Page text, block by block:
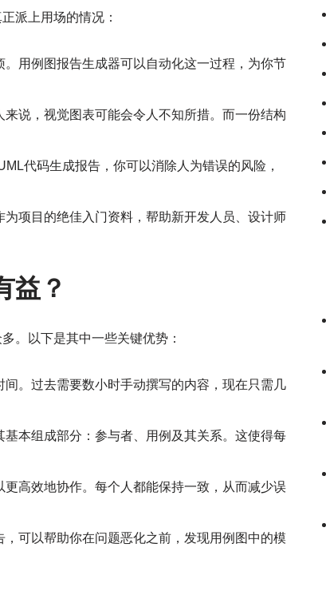
派上用场的情况：
用例图报告生成器可以自动化这一过程，为你节
来说，视觉图表可能会令人不知所措。而一份结构
代码生成报告，你可以消除人为错误的风险，
为项目的绝佳入门资料，帮助新开发人员、设计师
益？
。以下是其中一些关键优势：
。过去需要数小时手动撰写的内容，现在只需几
本组成部分：参与者、用例及其关系。这使得每
高效地协作。每个人都能保持一致，从而减少误
可以帮助你在问题恶化之前，发现用例图中的模